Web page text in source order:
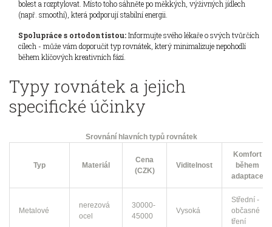
bolest a rozptylovat. Místo toho sáhněte po měkkých, výživných jídlech
(např. smoothí), která podporují stabilní energii.
Spolupráce s ortodontistou:Informujte svého lékaře o svých tvůrčích
cílech - může vám doporučit typ rovnátek, který minimalizuje nepohodlí
během klíčových kreativních fází.
Typy rovnátek a jejich
specifické účinky
Srovnání hlavních typů rovnátek
Typ Materiál
Cena
(CZK)
Viditelnost
Komfort
během
adaptace
Metalové
nerezová
ocel
30000-
45000
Vysoká
Střední -
občasné
tření